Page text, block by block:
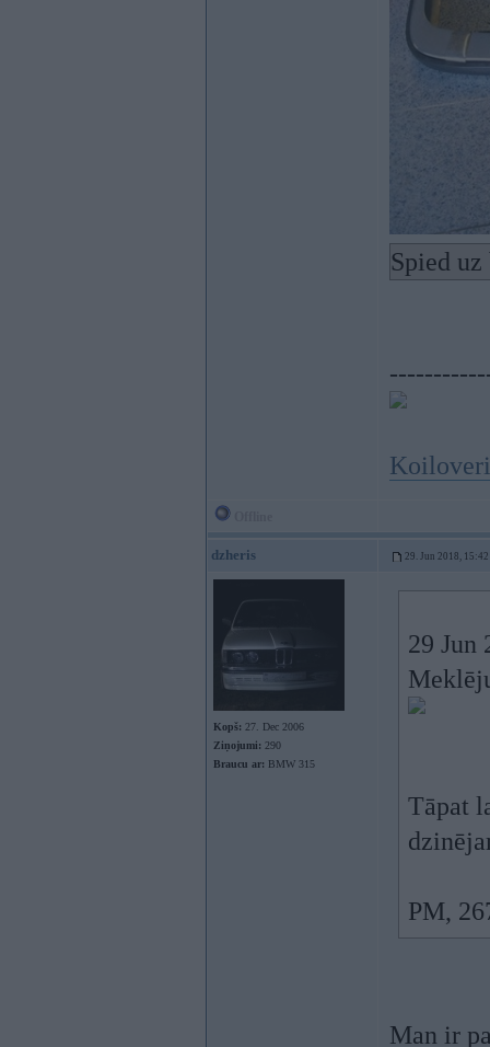
Spied
dzheris 29. Jun 2018, 15:42
Kopš: 27. Dec 2006
Ziņojumi: 290
Braucu ar: BMW 315
29 Jun
Tāpat
PM,
Man ir